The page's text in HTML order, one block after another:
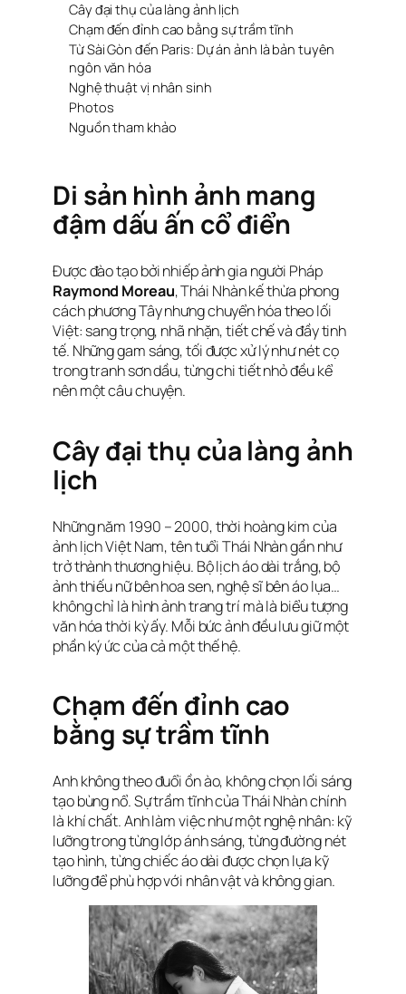
Cây đại thụ của làng ảnh lịch
Chạm đến đỉnh cao bằng sự trầm tĩnh
Từ Sài Gòn đến Paris: Dự án ảnh là bản tuyên
ngôn văn hóa
Nghệ thuật vị nhân sinh
Photos
Nguồn tham khảo
Di sản hình ảnh mang
đậm dấu ấn cổ điển
Được đào tạo bởi nhiếp ảnh gia người Pháp
Raymond Moreau, Thái Nhàn kế thừa phong
cách phương Tây nhưng chuyển hóa theo lối
Việt: sang trọng, nhã nhặn, tiết chế và đầy tinh
tế. Những gam sáng, tối được xử lý như nét cọ
trong tranh sơn dầu, từng chi tiết nhỏ đều kể
nên một câu chuyện.
Cây đại thụ của làng ảnh
lịch
Những năm 1990 – 2000, thời hoàng kim của
ảnh lịch Việt Nam, tên tuổi Thái Nhàn gần như
trở thành thương hiệu. Bộ lịch áo dài trắng, bộ
ảnh thiếu nữ bên hoa sen, nghệ sĩ bên áo lụa…
không chỉ là hình ảnh trang trí mà là biểu tượng
văn hóa thời kỳ ấy. Mỗi bức ảnh đều lưu giữ một
phần ký ức của cả một thế hệ.
Chạm đến đỉnh cao
bằng sự trầm tĩnh
Anh không theo đuổi ồn ào, không chọn lối sáng
tạo bùng nổ. Sự trầm tĩnh của Thái Nhàn chính
là khí chất. Anh làm việc như một nghệ nhân: kỹ
lưỡng trong từng lớp ánh sáng, từng đường nét
tạo hình, từng chiếc áo dài được chọn lựa kỹ
lưỡng để phù hợp với nhân vật và không gian.